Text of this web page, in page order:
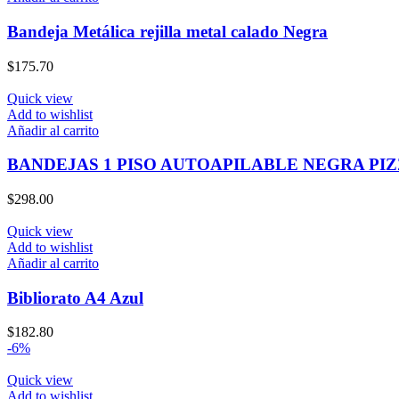
Bandeja Metálica rejilla metal calado Negra
$175.70
Quick view
Add to wishlist
Añadir al carrito
BANDEJAS 1 PISO AUTOAPILABLE NEGRA
$298.00
Quick view
Add to wishlist
Añadir al carrito
Bibliorato A4 Azul
$182.80
-6%
Quick view